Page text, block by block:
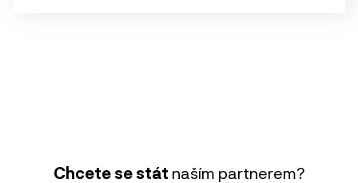
Chcete se stát naším partnerem?